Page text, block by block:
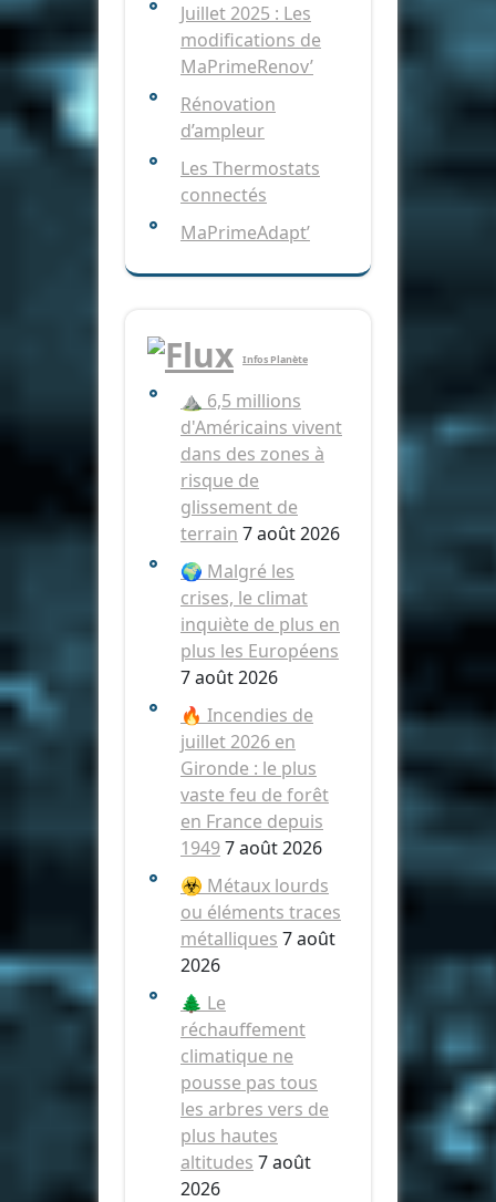
Juillet 2025 : Les
modifications de
MaPrimeRenov’
Rénovation
d’ampleur
Les Thermostats
connectés
MaPrimeAdapt’
Infos Planète
⛰️ 6,5 millions
d'Américains vivent
dans des zones à
risque de
glissement de
terrain 7 août 2026
🌍 Malgré les
crises, le climat
inquiète de plus en
plus les Européens
7 août 2026
🔥 Incendies de
juillet 2026 en
Gironde : le plus
vaste feu de forêt
en France depuis
19497 août 2026
☣️ Métaux lourds
ou éléments traces
métalliques 7 août
2026
🌲 Le
réchauffement
climatique ne
pousse pas tous
les arbres vers de
plus hautes
altitudes 7 août
2026